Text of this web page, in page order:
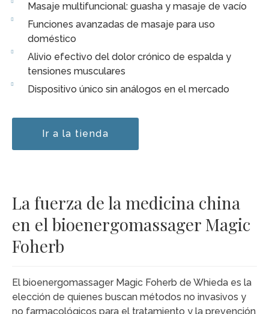
Masaje multifuncional: guasha y masaje de vacío
Funciones avanzadas de masaje para uso
doméstico
Alivio efectivo del dolor crónico de espalda y
tensiones musculares
Dispositivo único sin análogos en el mercado
Ir a la tienda
La fuerza de la medicina china
en el bioenergomassager Magic
Foherb
El bioenergomassager Magic Foherb de Whieda es la
elección de quienes buscan métodos no invasivos y
no farmacológicos para el tratamiento y la prevención